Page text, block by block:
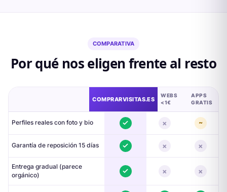
COMPARATIVA
Por qué nos eligen frente al resto
COMPRARVISITAS.ES
WEBS
<1€
APPS
GRATIS
Perfiles reales con foto y bio × ~
Garantía de reposición 15 días × ×
Entrega gradual (parece
orgánico)
× ×